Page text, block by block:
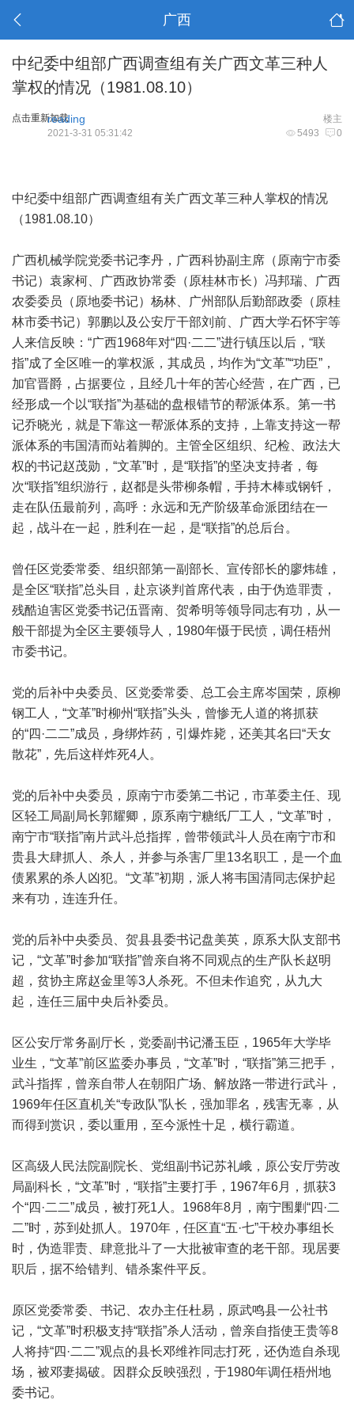
广西
中纪委中组部广西调查组有关广西文革三种人
掌权的情况（1981.08.10）
点击重新加载 楼主
reading
5493 0
2021-3-31 05:31:42
中纪委中组部广西调查组有关广西文革三种人掌权的情况
（1981.08.10）
广西机械学院党委书记李丹，广西科协副主席（原南宁市委
书记）袁家柯、广西政协常委（原桂林市长）冯邦瑞、广西
农委委员（原地委书记）杨林、广州部队后勤部政委（原桂
林市委书记）郭鹏以及公安厅干部刘前、广西大学石怀宇等
人来信反映：“广西1968年对“四·二二”进行镇压以后，“联
指”成了全区唯一的掌权派，其成员，均作为“文革”“功臣”，
加官晋爵，占据要位，且经几十年的苦心经营，在广西，已
经形成一个以“联指”为基础的盘根错节的帮派体系。第一书
记乔晓光，就是下靠这一帮派体系的支持，上靠支持这一帮
派体系的韦国清而站着脚的。主管全区组织、纪检、政法大
权的书记赵茂勋，“文革”时，是“联指”的坚决支持者，每
次“联指”组织游行，赵都是头带柳条帽，手持木棒或钢钎，
走在队伍最前列，高呼：永远和无产阶级革命派团结在一
起，战斗在一起，胜利在一起，是“联指”的总后台。
曾任区党委常委、组织部第一副部长、宣传部长的廖炜雄，
是全区“联指”总头目，赴京谈判首席代表，由于伪造罪责，
残酷迫害区党委书记伍晋南、贺希明等领导同志有功，从一
般干部提为全区主要领导人，1980年慑于民愤，调任梧州
市委书记。
党的后补中央委员、区党委常委、总工会主席岑国荣，原柳
钢工人，“文革”时柳州“联指”头头，曾惨无人道的将抓获
的“四·二二”成员，身绑炸药，引爆炸毙，还美其名曰“天女
散花”，先后这样炸死4人。
党的后补中央委员，原南宁市委第二书记，市革委主任、现
区轻工局副局长郭耀卿，原系南宁糖纸厂工人，“文革”时，
南宁市“联指”南片武斗总指挥，曾带领武斗人员在南宁市和
贵县大肆抓人、杀人，并参与杀害厂里13名职工，是一个血
债累累的杀人凶犯。“文革”初期，派人将韦国清同志保护起
来有功，连连升任。
党的后补中央委员、贺县县委书记盘美英，原系大队支部书
记，“文革”时参加“联指”曾亲自将不同观点的生产队长赵明
超，贫协主席赵金里等3人杀死。不但未作追究，从九大
起，连任三届中央后补委员。
区公安厅常务副厅长，党委副书记潘玉臣，1965年大学毕
业生，“文革”前区监委办事员，“文革”时，“联指”第三把手，
武斗指挥，曾亲自带人在朝阳广场、解放路一带进行武斗，
1969年任区直机关“专政队”队长，强加罪名，残害无辜，从
而得到赏识，委以重用，至今派性十足，横行霸道。
区高级人民法院副院长、党组副书记苏礼峨，原公安厅劳改
局副科长，“文革”时，“联指”主要打手，1967年6月，抓获3
个“四·二二”成员，被打死1人。1968年8月，南宁围剿“四·二
二”时，苏到处抓人。1970年，任区直“五·七”干校办事组长
时，伪造罪责、肆意批斗了一大批被审查的老干部。现居要
职后，据不给错判、错杀案件平反。
原区党委常委、书记、农办主任杜易，原武鸣县一公社书
记，“文革”时积极支持“联指”杀人活动，曾亲自指使王贵等8
人将持“四·二二”观点的县长邓维祚同志打死，还伪造自杀现
场，被邓妻揭破。因群众反映强烈，于1980年调任梧州地
委书记。